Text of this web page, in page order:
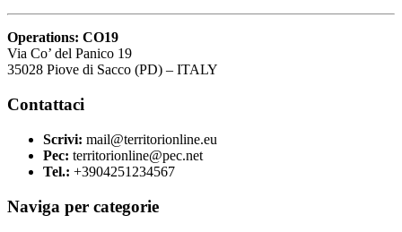
Operations: CO19
Via Co’ del Panico 19
35028 Piove di Sacco (PD) – ITALY
Contattaci
Scrivi: mail@territorionline.eu
Pec: territorionline@pec.net
Tel.: +3904251234567
Naviga per categorie